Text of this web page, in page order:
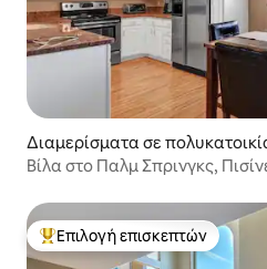
Διαμερίσματα σε
αλμ Σπρινγκς
Βίλα στο Παλμ Σπρινγκς,
Κορυφαία επιλογή επισκεπτών
Επιλογή επισκεπτών